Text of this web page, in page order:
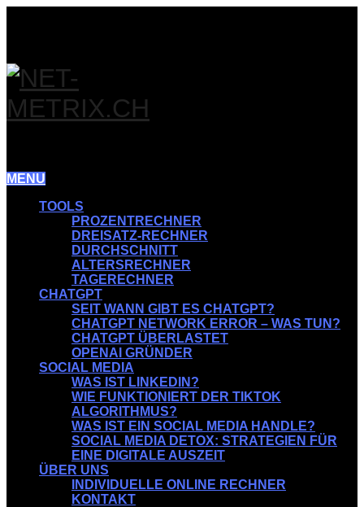
MENU
TOOLS
PROZENTRECHNER
DREISATZ-RECHNER
DURCHSCHNITT
ALTERSRECHNER
TAGERECHNER
CHATGPT
SEIT WANN GIBT ES CHATGPT?
CHATGPT NETWORK ERROR – WAS TUN?
CHATGPT ÜBERLASTET
OPENAI GRÜNDER
SOCIAL MEDIA
WAS IST LINKEDIN?
WIE FUNKTIONIERT DER TIKTOK
ALGORITHMUS?
WAS IST EIN SOCIAL MEDIA HANDLE?
SOCIAL MEDIA DETOX: STRATEGIEN FÜR
EINE DIGITALE AUSZEIT
ÜBER UNS
INDIVIDUELLE ONLINE RECHNER
KONTAKT